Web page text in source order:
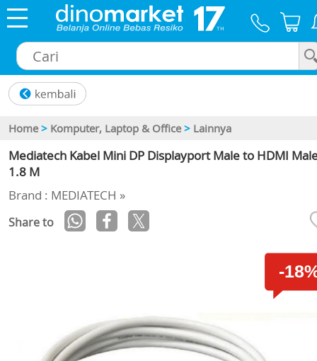
Home > Komputer, Laptop & Office > Lainnya
Mediatech Kabel Mini DP Displayport Male to HDMI
1.8 M
Brand : MEDIATECH »
Share to
-